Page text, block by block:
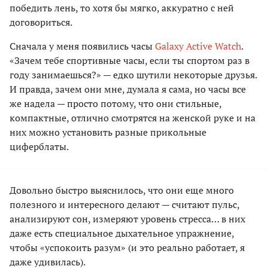
победить лень, то хотя бы мягко, аккуратно с ней
договориться.
Сначала у меня появились часыGalaxy Active Watch.
«Зачем тебе спортивные часы, если ты спортом раз в
году занимаешься?» — едко шутили некоторые друзья.
И правда, зачем они мне, думала я сама, но часы все
же надела — просто потому, что они стильные,
компактные, отлично смотрятся на женской руке и на
них можно установить разные прикольные
циферблаты.
Довольно быстро выяснилось, что они еще много
полезного и интересного делают — считают пульс,
анализируют сон, измеряют уровень стресса… в них
даже есть специальное дыхательное упражнение,
чтобы «успокоить разум» (и это реально работает, я
даже удивилась).